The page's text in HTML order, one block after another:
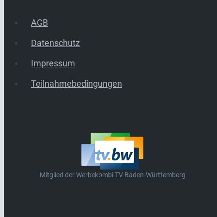
AGB
Datenschutz
Impressum
Teilnahmebedingungen
Mitglied der Werbekombi TV Baden-Württemberg